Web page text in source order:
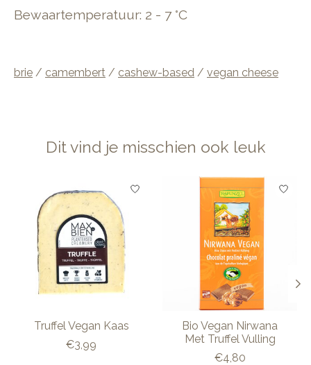
Bewaartemperatuur: 2 - 7 °C
brie / camembert / cashew-based / vegan cheese
Dit vind je misschien ook leuk
Items van productcarrousel
Truffel Vegan Kaas
€3,99
Bio Vegan Nirwana
Met Truffel Vulling
€4,80